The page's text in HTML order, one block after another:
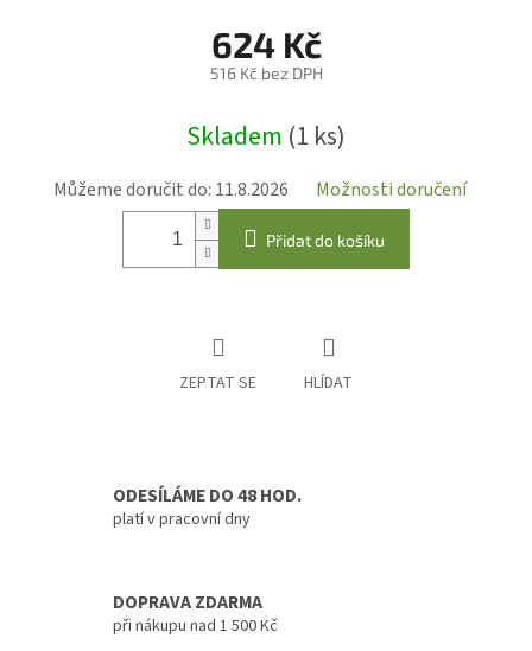
624 Kč
516 Kč bez DPH
cena:
Skladem (1 ks)
Můžeme doručit do: 11.8.2026 Možnosti doručení
Přidat do košíku
ZEPTAT SE HLÍDAT
ODESÍLÁME DO 48 HOD.
platí v pracovní dny
DOPRAVA ZDARMA
při nákupu nad 1 500 Kč